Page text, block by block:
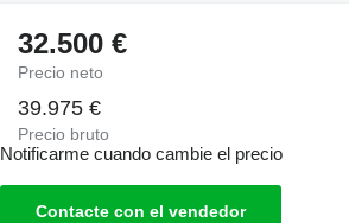
32.500 €
Precio neto
39.975 €
Precio bruto
Notificarme cuando cambie el precio
Contacte con el vendedor